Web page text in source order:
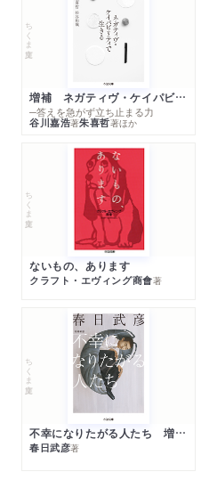
ちくま文庫
増補 ネガティヴ・ケイパビリティで生きる
─答えを急がず立ち止まる力
谷川嘉浩著朱喜哲著ほか
ちくま文庫
ないもの、あります
クラフト・エヴィング商會著
ちくま文庫
不幸になりたがる人たち 増補新版
春日武彦著